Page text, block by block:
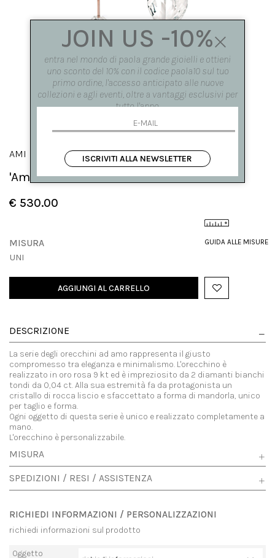
AMI
'Amo' con cristalli mandorla
€ 530.00
GUIDA ALLE MISURE
MISURA
UNI
AGGIUNGI AL CARRELLO
DESCRIZIONE
La serie degli orecchini ad amo rappresenta il giusto
compromesso tra eleganza e minimalismo. L'orecchino è
realizzato in oro rosa 9 kt ed è impreziosito da 2 diamanti bianchi
tondi da 0,04 ct. Alla sua estremità fa da protagonista un
cristallo di rocca liscio e sfaccettato a forma di mandorla, unico
per taglio e forma.
Ogni oggetto di questa serie è unico e realizzato completamente a
mano.
L'orecchino è personalizzabile.
MISURA
SPEDIZIONI / RESI / ASSISTENZA
RICHIEDI INFORMAZIONI / PERSONALIZZAZIONI
richiedi informazioni sul prodotto
Oggetto
JOIN US -10%
entra nel mondo di paola grande gioielli e ottieni
uno sconto del 10% con il codice paola10 sul tuo
primo ordine, l'accesso anticipato alle nuove
collezioni e agli eventi, oltre a vantaggi esclusivi per
tutto l'anno.
ISCRIVITI ALLA NEWSLETTER